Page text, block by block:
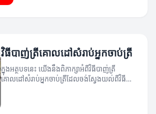
វិធីបាញ់ត្រីគោលដៅសំរាប់អ្នកចាប់ត្រី
ក្នុងអត្ថបទនេះ យើងនឹងពិភាក្សាអំពីវិធីបាញ់ត្រី
គោលដៅសំរាប់អ្នកចាប់ត្រីដែលចង់ស្វែងយល់ពីវិធី